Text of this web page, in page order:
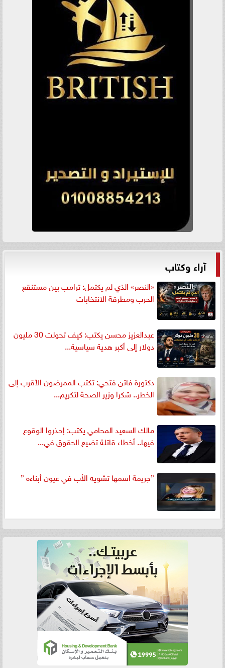
آراء وكتاب
«النصر» الذي لم يكتمل: ترامب بين مستنقع
الحرب ومطرقة الانتخابات
عبدالعزيز محسن يكتب: كيف تحولت 30 مليون
دولار إلى أكبر هدية سياسية...
دكتورة فاتن فتحي: تكتب الممرضون الأقرب إلى
الخطر.. شكرا وزير الصحة لتكريم...
مالك السعيد المحامي يكتب: إحذروا الوقوع
فيها.. أخطاء قاتلة تضيع الحقوق في...
”جريمة اسمها تشويه الأب في عيون أبناءه ”